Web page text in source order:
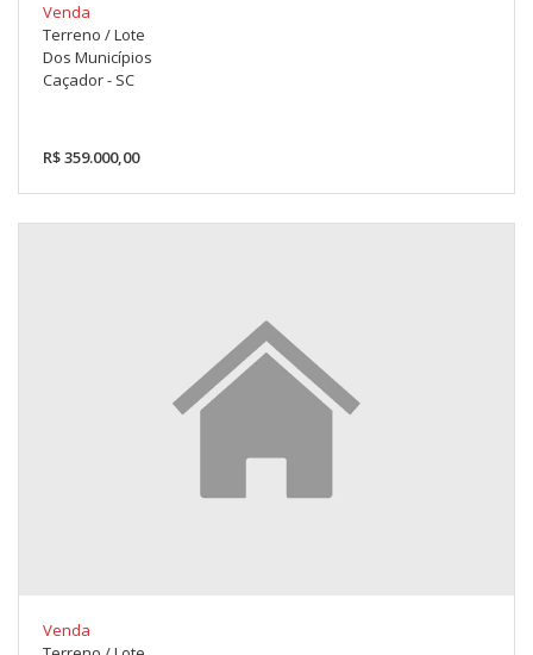
Venda
Terreno / Lote
Dos Municípios
Caçador - SC
R$ 359.000,00
Venda